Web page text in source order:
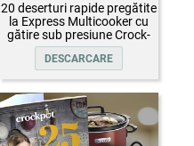
20 deserturi rapide pregătite
la Express Multicooker cu
gătire sub presiune Crock-
Pot
DESCARCARE